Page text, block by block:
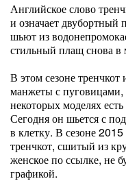
Английское слово
и означает
шьют из
стильный плащ снова в
В этом сезоне
манжеты с
некоторых моделях есть
Сегодня он шьется с
в клетку. В сезоне
тренчкот, сшитый из
женское по ссылке, не
графикой.